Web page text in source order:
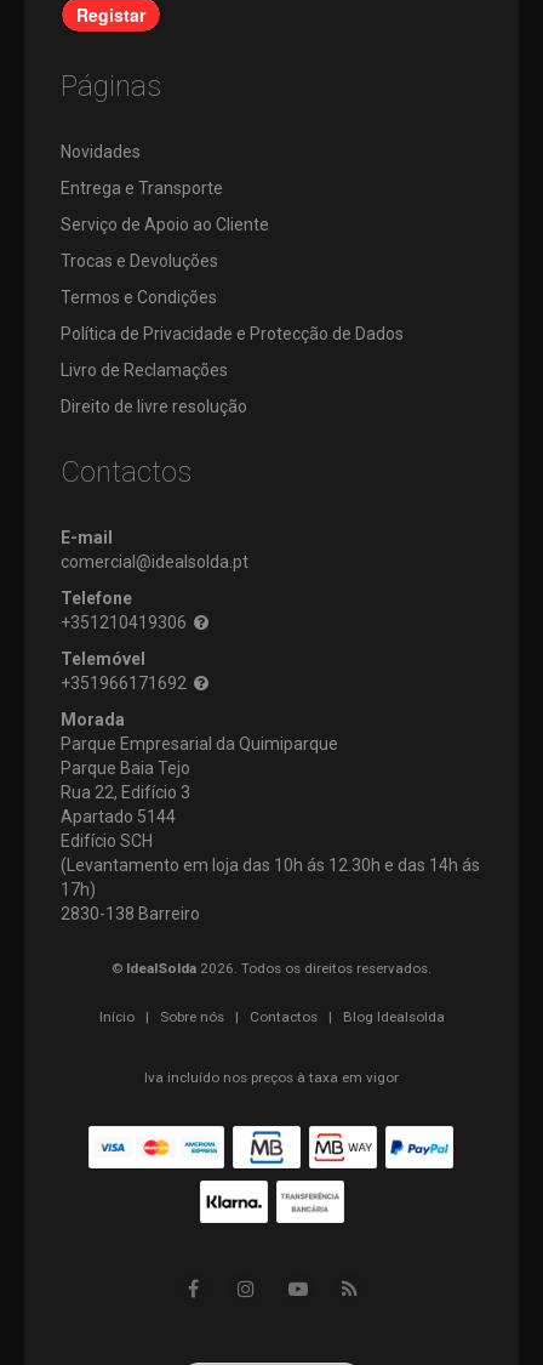
Registar
Páginas
Novidades
Entrega e Transporte
Serviço de Apoio ao Cliente
Trocas e Devoluções
Termos e Condições
Política de Privacidade e Protecção de Dados
Livro de Reclamações
Direito de livre resolução
Contactos
E-mail
comercial@idealsolda.pt
Telefone
+351210419306
Telemóvel
+351966171692
Morada
Parque Empresarial da Quimiparque
Parque Baia Tejo
Rua 22, Edifício 3
Apartado 5144
Edifício SCH
(Levantamento em loja das 10h ás 12.30h e das 14h ás
17h)
2830-138 Barreiro
© IdealSolda 2026. Todos os direitos reservados.
Início| Sobre nós| Contactos| Blog Idealsolda
Iva incluído nos preços à taxa em vigor